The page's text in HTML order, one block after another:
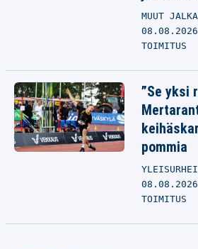
MUUT
TOIMITUS
”Se yksi
pommia
TOIMITUS